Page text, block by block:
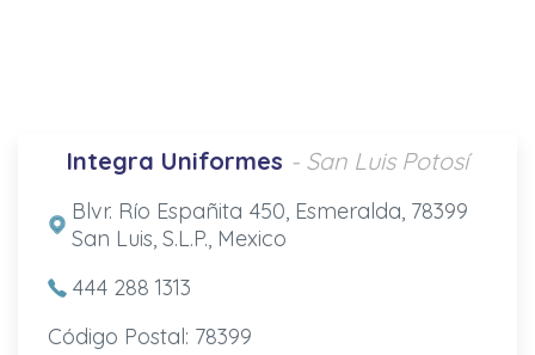
Integra Uniformes - San Luis Potosí
Blvr. Río Españita 450, Esmeralda, 78399
San Luis, S.L.P., Mexico
444 288 1313
Código Postal: 78399